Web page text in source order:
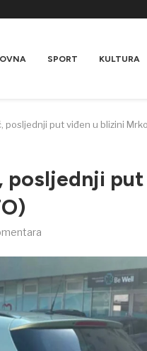
SPORT KULTURA
posljednji put viđen u blizini
posljednji